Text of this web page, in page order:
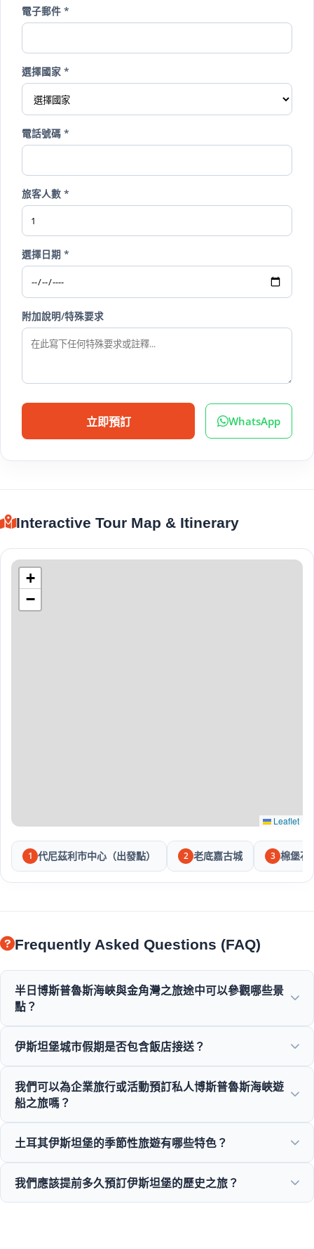
電子郵件 *
選擇國家 *
電話號碼 *
旅客人數 *
選擇日期 *
附加說明/特殊要求
立即預訂 WhatsApp
Interactive Tour Map & Itinerary
+
−
Leaflet
1 代尼茲利市中心（出發點） 2 老底嘉古城 3 棉堡石
Frequently Asked Questions (FAQ)
半日博斯普魯斯海峽與金角灣之旅途中可以參觀哪些景
點？
伊清真寺、如梅利堡壘以及華麗鄂圖曼宅邸的壯麗景觀。
伊斯坦堡城市假期是否包含飯店接送？
提供便利的接送服務。
我們可以為企業旅行或活動預訂私人博斯普魯斯海峽遊
船之旅嗎？
租賃、企業活動以及私人博斯普魯斯海峽晚餐巡遊。
土耳其伊斯坦堡的季節性旅遊有哪些特色？
節、夏季的遊船之旅，到歷史悠久的冬季之旅和豐富的美食之
旅。
我們應該提前多久預訂伊斯坦堡的歷史之旅？